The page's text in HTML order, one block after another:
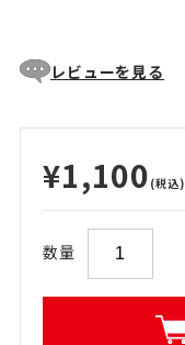
レビューを見る
¥1,100 (税込)
数量